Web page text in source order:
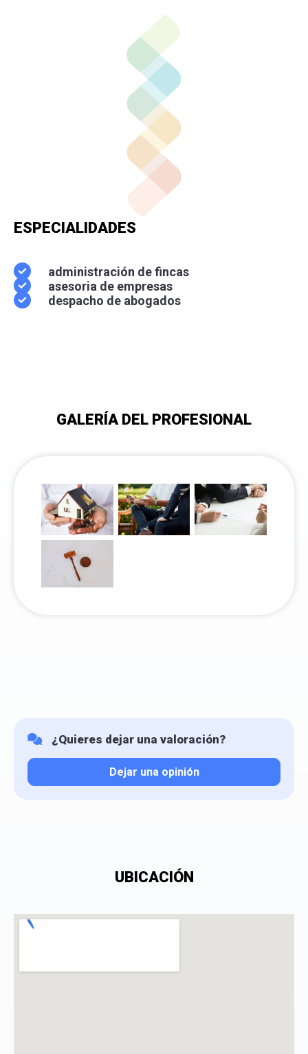
ESPECIALIDADES
administración de fincas
asesoria de empresas
despacho de abogados
GALERÍA DEL PROFESIONAL
¿Quieres dejar una valoración?
Dejar una opinión
¿Qué puntuación le das?UBICACIÓN